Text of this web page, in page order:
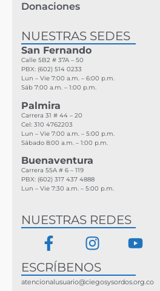
Donaciones
NUESTRAS SEDES
San Fernando
Calle 5B2 # 37A – 50
PBX: (602) 514 0233
Lun – Vie 7:00 a.m. – 6:00 p.m.
Sáb 7:00 a.m. – 1:00 p.m.
Palmira
Carrera 31 # 44 – 20
Cel: 310 4762203
Lun – Vie 7:00 a.m. – 5:00 p.m.
Sábado 8:00 a.m. – 1:00 p.m.
Buenaventura
Carrera 55A # 6 – 119
PBX: (602) 317 437 4888
Lun – Vie 7:30 a.m. – 5:00 p.m.
NUESTRAS REDES
ESCRÍBENOS
atencionalusuario@ciegosysordos.org.co